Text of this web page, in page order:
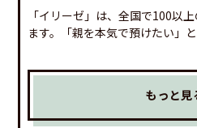
「イリーゼ」は、全国で100以
ます。「親を本気で預けたい」
もっと見